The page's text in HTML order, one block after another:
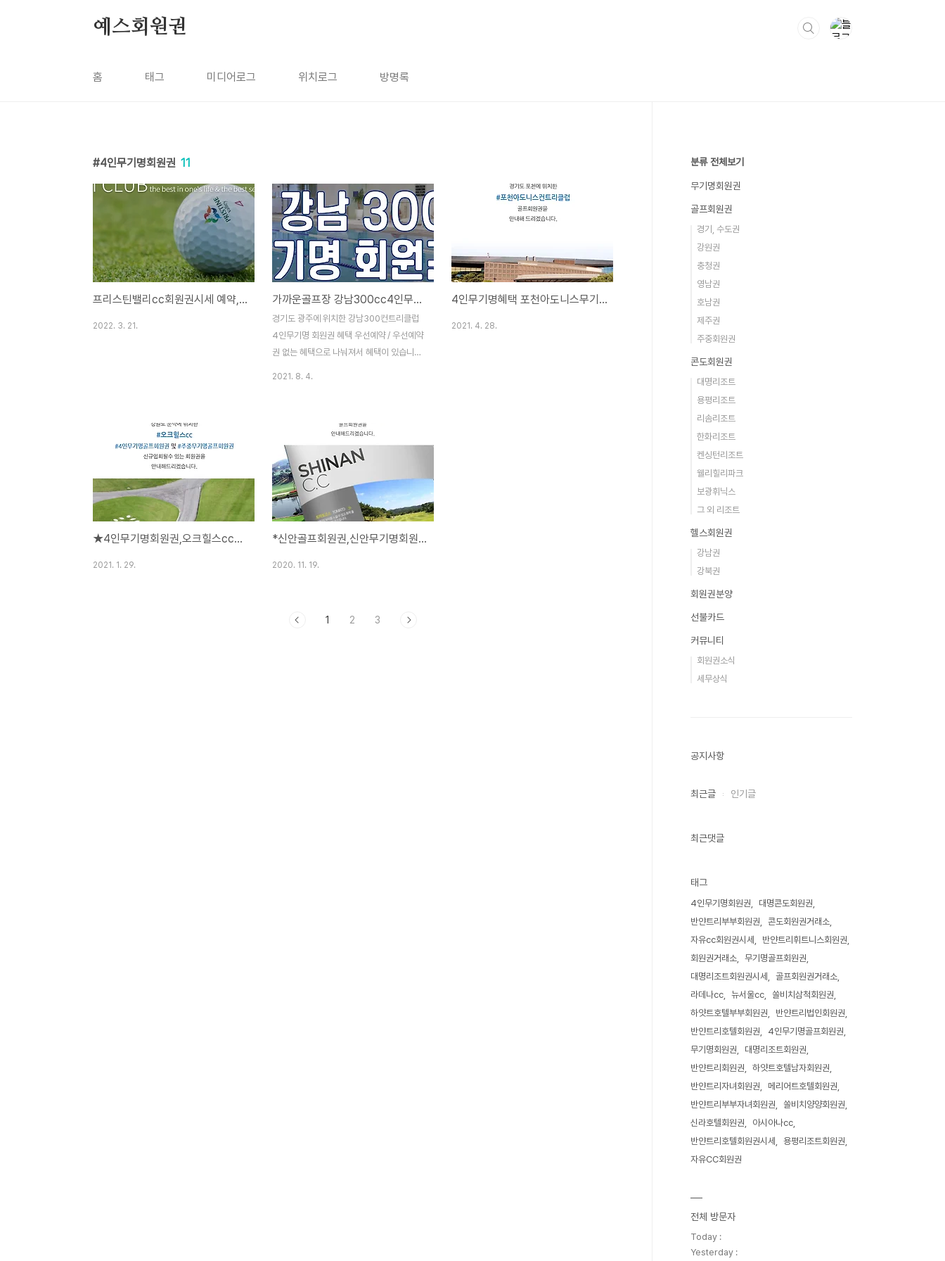
예스회원권
홈 태그 미디어로그 위치로그 방명록
4인무기명회원권 11
프리스틴밸리cc회원권시세 예약,거래방법안내!!
2022. 3. 21.
가까운골프장 강남300cc4인무기명 혜택 안내입니다.
경기도 광주에 위치한 강남300컨트리클럽
4인무기명 회원권 혜택 우선예약 / 우선예약
권 없는 혜택으로 나눠져서 혜택이 있습니다.
2021. 8. 4.
4인무기명혜택 포천아도니스무기명회원권, 포천아도니스cc회원권혜택안내입니다.
2021. 4. 28.
★4인무기명회원권,오크힐스cc무기명회원권,오크힐스cc회원권,오크밸리회원권,오크힐스cc골프회원권시세,오크힐스법인4인무기명회원권안내입니다.
2021. 1. 29.
*신안골프회원권,신안무기명회원권,신안4인무기명골프회원권,신안cc무기명골프회원권,신안cc무기명골프회원권안내입니다.
2020. 11. 19.
1 2 3
분류 전체보기
무기명회원권
골프회원권
경기, 수도권
강원권
충청권
영남권
호남권
제주권
주중회원권
콘도회원권
대명리조트
용평리조트
리솜리조트
한화리조트
켄싱턴리조트
웰리힐리파크
보광휘닉스
그 외 리조트
헬스회원권
강남권
강북권
회원권분양
선불카드
커뮤니티
회원권소식
세무상식
공지사항
최근글 인기글
최근댓글
태그
4인무기명회원권
대명콘도회원권
반얀트리부부회원권
콘도회원권거래소
자유cc회원권시세
반얀트리휘트니스회원권
회원권거래소
무기명골프회원권
대명리조트회원권시세
골프회원권거래소
라데나cc
뉴서울cc
쏠비치삼척회원권
하얏트호텔부부회원권
반얀트리법인회원권
반얀트리호텔회원권
4인무기명골프회원권
무기명회원권
대명리조트회원권
반얀트리회원권
하얏트호텔남자회원권
반얀트리자녀회원권
메리어트호텔회원권
반얀트리부부자녀회원권
쏠비치양양회원권
신라호텔회원권
아시아나cc
반얀트리호텔회원권시세
용평리조트회원권
자유CC회원권
전체 방문자
Today :
Yesterday :